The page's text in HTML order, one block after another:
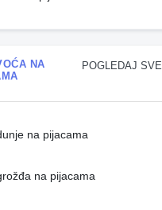
POGLEDAJ SVE
NA
na pijacama
na pijacama